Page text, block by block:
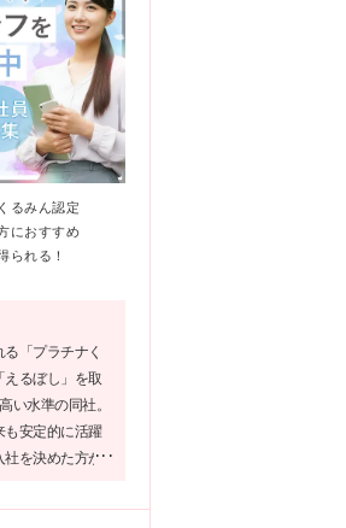
るみん認定
におすすめ
られる！
「プラチナく
えるぼし」を取
い水準の同社。
も安定的に活躍
を決めた方が
にピッタリな働